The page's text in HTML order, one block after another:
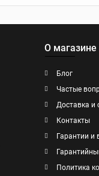
О магазине
Блог
Частые
Доставка и
Контакты
Гарантии и
Политика